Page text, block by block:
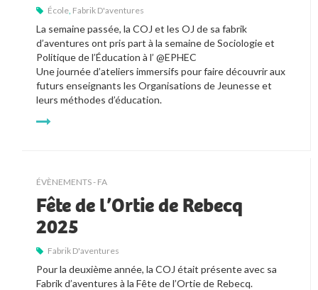
École Fabrik D'aventures
La semaine passée, la COJ et les OJ de sa fabrik
d’aventures ont pris part à la semaine de Sociologie et
Politique de l’Éducation à l’ @EPHEC
Une journée d’ateliers immersifs pour faire découvrir aux
futurs enseignants les Organisations de Jeunesse et
leurs méthodes d’éducation.
ÉVÈNEMENTS - FA
Fête de l’Ortie de Rebecq
2025
Fabrik D'aventures
Pour la deuxième année, la COJ était présente avec sa
Fabrik d’aventures à laFête de l’Ortiede Rebecq.